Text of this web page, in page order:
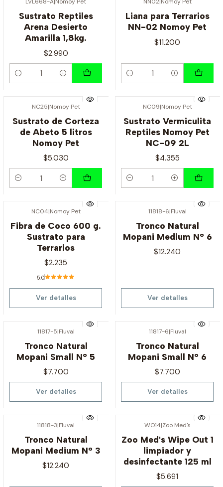
LVL668-A|Nomoy Pet
Sustrato Reptiles
Arena Desierto
Amarilla 1,8kg.
$2.990
Cantidad
NN02|Nomoy Pet
Liana para Terrarios
NN-02 Nomoy Pet
$11.200
Cantidad
NC25|Nomoy Pet
Sustrato de Corteza
de Abeto 5 litros
Nomoy Pet
$5.030
Cantidad
NC09|Nomoy Pet
Sustrato Vermiculita
Reptiles Nomoy Pet
NC-09 2L
$4.355
Cantidad
NC04|Nomoy Pet
Fibra de Coco 600 g.
Sustrato para
Terrarios
$2.235
5.0
Ver detalles
11818-6|Fluval
Tronco Natural
Mopani Medium N° 6
$12.240
Ver detalles
11817-5|Fluval
Tronco Natural
Mopani Small N° 5
$7.700
Ver detalles
11817-6|Fluval
Tronco Natural
Mopani Small N° 6
$7.700
Ver detalles
11818-3|Fluval
Tronco Natural
Mopani Medium N° 3
$12.240
WO14|Zoo Med's
Zoo Med's Wipe Out 1
limpiador y
desinfectante 125 ml
$5.691